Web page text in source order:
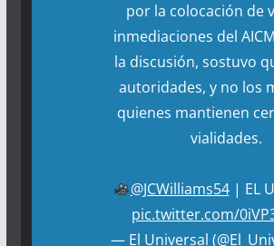
por la colocación de
inmediaciones del
la discusión, sostuvo
autoridades, y no los
quienes mantienen
vialidades.
@JCWilliams54| EL
pic.twitter.com/
— El Universal